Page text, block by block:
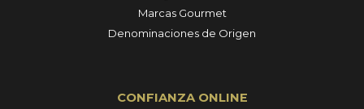
Marcas Gourmet
Denominaciones de Origen
CONFIANZA ONLINE